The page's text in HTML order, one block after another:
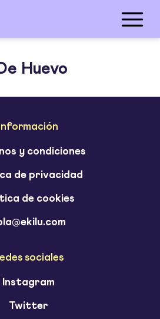
Huevo
Información
y condiciones
de privacidad
de cookies
sociales
Instagram
Twitter